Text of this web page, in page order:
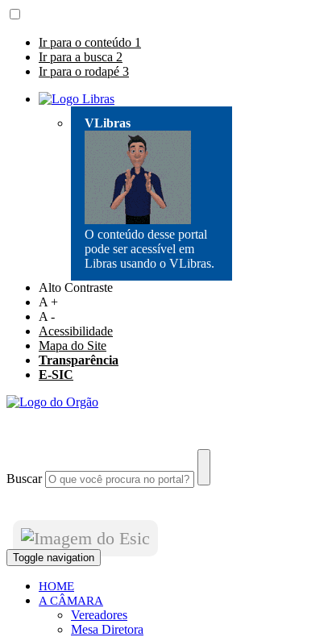
Ir para o conteúdo 1
Ir para a busca 2
Ir para o rodapé 3
VLibras
O conteúdo desse portal
pode ser acessível em
Libras usando o VLibras.
Alto Contraste
A +
A -
Acessibilidade
Mapa do Site
Transparência
E-SIC
Buscar
Toggle navigation
HOME
A CÂMARA
Vereadores
Mesa Diretora